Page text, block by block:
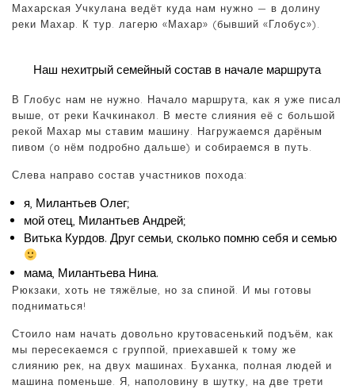
Махарская Учкулана ведёт куда нам нужно — в долину
реки Махар. К тур. лагерю «Махар» (бывший «Глобус»).
Наш нехитрый семейный состав в начале маршрута
В Глобус нам не нужно. Начало маршрута, как я уже писал
выше, от реки Качкинакол. В месте слияния её с большой
рекой Махар мы ставим машину. Нагружаемся дарёным
пивом (о нём подробно дальше) и собираемся в путь.
Слева направо состав участников похода:
я, Милантьев Олег;
мой отец, Милантьев Андрей;
Витька Курдов. Друг семьи, сколько помню себя и семью
мама, Милантьева Нина.
Рюкзаки, хоть не тяжёлые, но за спиной. И мы готовы
подниматься!
Стоило нам начать довольно крутовасенький подъём, как
мы пересекаемся с группой, приехавшей к тому же
слиянию рек, на двух машинах. Буханка, полная людей и
машина поменьше. Я, наполовину в шутку, на две трети